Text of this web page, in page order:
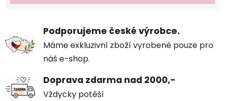
Podporujeme české výrobce.
Máme exkluzivní zboží vyrobené pouze pro
náš e-shop.
Doprava zdarma nad 2000,-
Vždycky potěší